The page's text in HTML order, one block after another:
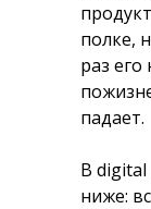
полке,
раз его
падает.
В digital
ниже: